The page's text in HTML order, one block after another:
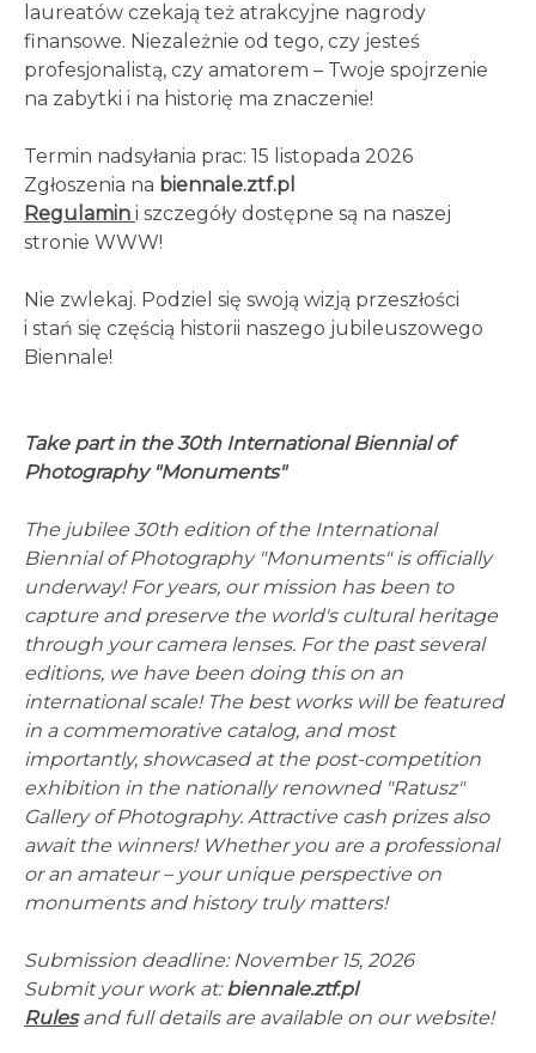
laureatów czekają też atrakcyjne nagrody
finansowe. Niezależnie od tego, czy jesteś
profesjonalistą, czy amatorem – Twoje spojrzenie
na zabytki i na historię ma znaczenie!
Termin nadsyłania prac: 15 listopada 2026
Zgłoszenia na biennale.ztf.pl
Regulamin i szczegóły dostępne są na naszej
stronie WWW!
Nie zwlekaj. Podziel się swoją wizją przeszłości
i stań się częścią historii naszego jubileuszowego
Biennale!
Take part in the 30th International Biennial of
Photography "Monuments"
The jubilee 30th edition of the International
Biennial of Photography "Monuments" is officially
underway! For years, our mission has been to
capture and preserve the world's cultural heritage
through your camera lenses. For the past several
editions, we have been doing this on an
international scale! The best works will be featured
in a commemorative catalog, and most
importantly, showcased at the post-competition
exhibition in the nationally renowned "Ratusz"
Gallery of Photography. Attractive cash prizes also
await the winners! Whether you are a professional
or an amateur – your unique perspective on
monuments and history truly matters!
Submission deadline: November 15, 2026
Submit your work at:biennale.ztf.pl
Rules and full details are available on our website!